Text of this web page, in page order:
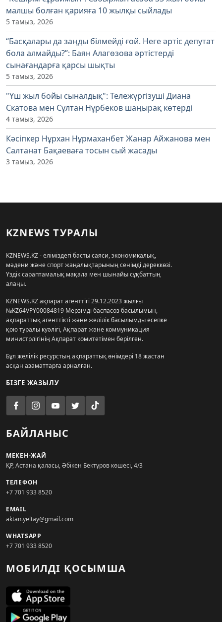
малшы болған қарияға 10 жылқы сыйлады
5 тамыз, 2026
“Басқалары да заңды білмейді ғой. Неге әртіс депутат
бола алмайды?”: Баян Алагөзова әртістерді
сынағандарға қарсы шықты
5 тамыз, 2026
"Үш жыл бойы сыналдық": Тележүргізуші Диана
Скатова мен Сұлтан Нұрбеков шаңырақ көтерді
4 тамыз, 2026
Кәсіпкер Нұрхан Нұрмаханбет Жанар Айжанова мен
Салтанат Бақаеваға тосын сый жасады
3 тамыз, 2026
KZNEWS ТУРАЛЫ
KZNEWS.KZ - еліміздегі басты саяси, экономикалық,
мәдени және спорт жаңалықтарының сенімді дереккөзі.
Үздік сараптамалық мақала мен шынайы сұқбаттың
алаңы.
KZNEWS.KZ ақпарат агенттігі 29.12.2023 жылғы
№KZ64VPY00084819 Мерзімді баспасөз басылымын,
ақпараттық агенттікті және желілік басылымды есепке
қою туралы куәлігі, Ақпарат және коммуникация
министрлігінің Ақпарат комитетімен берілген.
Бұл желілік ресурстың ақпараттық өнімдері 18 жастан
асқан азаматтарға арналған.
БІЗГЕ ЖАЗЫЛУ
БАЙЛАНЫС
МЕКЕН-ЖАЙ
ҚР, Астана қаласы, Әбікен Бектұров көшесі, 4/3
ТЕЛЕФОН
+7 701 933 8520
EMAIL
aktan.yeltay@gmail.com
WHATSAPP
+7 701 933 8520
МОБИЛДІ ҚОСЫМША